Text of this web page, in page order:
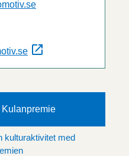
kulturaktivitet med